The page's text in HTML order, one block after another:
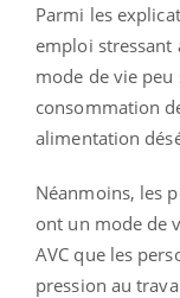
Parmi les
emploi stressant
mode de vie
consommation
alimentation
Néanmoins, les
ont un mode de
AVC que les
pression au